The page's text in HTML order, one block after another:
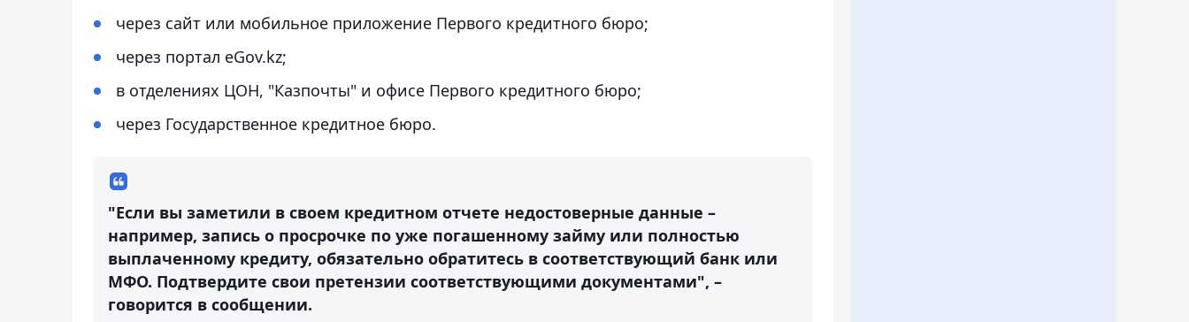
через сайт или мобильное приложение Первого кредитного бюро;
через портал eGov.kz;
в отделениях ЦОН, "Казпочты" и офисе Первого кредитного бюро;
через Государственное кредитное бюро.
"Если вы заметили в своем кредитном отчете недостоверные данные –
например, запись о просрочке по уже погашенному займу или полностью
выплаченному кредиту, обязательно обратитесь в соответствующий банк или
МФО. Подтвердите свои претензии соответствующими документами", –
говорится в сообщении.